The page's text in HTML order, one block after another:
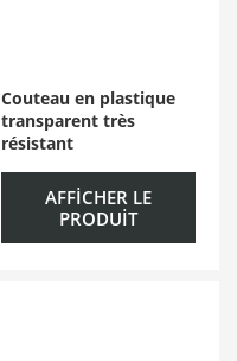
Couteau en plastique
transparent très
résistant
AFFICHER LE
PRODUIT